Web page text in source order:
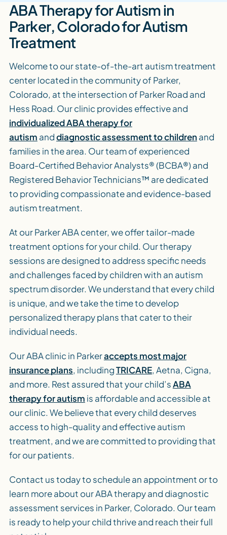
ABA Therapy for Autism in
Parker, Colorado for Autism
Treatment
Welcome to our state-of-the-art autism treatment
center located in the community of Parker,
Colorado, at the intersection of Parker Road and
Hess Road. Our clinic provides effective and
individualized ABA therapy for
autism anddiagnostic assessment to children and
families in the area. Our team of experienced
Board-Certified Behavior Analysts® (BCBA®) and
Registered Behavior Technicians™ are dedicated
to providing compassionate and evidence-based
autism treatment.
At our Parker ABA center, we offer tailor-made
treatment options for your child. Our therapy
sessions are designed to address specific needs
and challenges faced by children with an autism
spectrum disorder. We understand that every child
is unique, and we take the time to develop
personalized therapy plans that cater to their
individual needs.
Our ABA clinic in Parkeraccepts most major
insurance plans, includingTRICARE, Aetna, Cigna,
and more. Rest assured that your child’sABA
therapy for autism is affordable and accessible at
our clinic. We believe that every child deserves
access to high-quality and effective autism
treatment, and we are committed to providing that
for our patients.
Contact us today to schedule an appointment or to
learn more about our ABA therapy and diagnostic
assessment services in Parker, Colorado. Our team
is ready to help your child thrive and reach their full